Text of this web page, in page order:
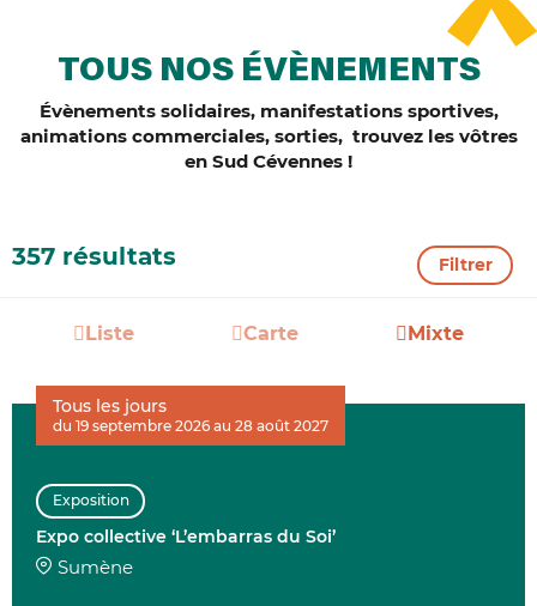
TOUS NOS ÉVÈNEMENTS
Évènements solidaires, manifestations sportives,
animations commerciales, sorties, trouvez les vôtres
en Sud Cévennes !
357 résultats Filtrer
Liste Carte Mixte
Exposition
Expo collective ‘L’embarras du Soi’
Sumène
Tous les jours
du 19 septembre 2026 au 28 août 2027